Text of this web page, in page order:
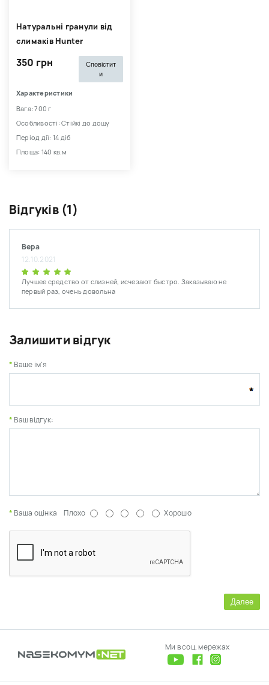
Натуральні гранули від
слимаків Hunter
350 грн
Сповістит
и
Характеристики
Вага: 700 г
Особливості: Стійкі до дощу
Період дії: 14 діб
Площа: 140 кв.м
Відгуків (1)
Вера
12.10.2021
Лучшее средство от слизней, исчезают быстро. Заказываю не
первый раз, очень довольна
Залишити відгук
Ваше ім'я
Ваш відгук:
Ваша оцінка Плохо Хорошо
Далее
Ми в соц. мережах